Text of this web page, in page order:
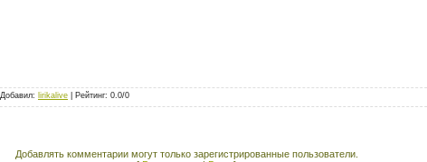
Добавил: lirikalive Рейтинг: 0.0/0
Добавлять комментарии могут только зарегистрированные пользователи.